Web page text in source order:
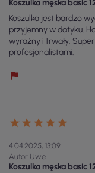
Koszulka męska basic
Koszulka jest bardzo
przyjemny w dotyku.
wyraźny i trwały.
profesjonalistami.
4.04.2025, 13:09
Autor Uwe
Koszulka męska basic